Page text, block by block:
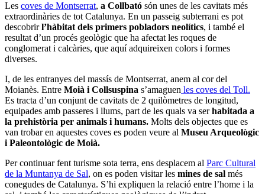
Les coves de Montserrat, a Collbató són unes de les cavitats més
extraordinàries de tot Catalunya. En un passeig subterrani es pot
descobrirl’hàbitat dels primers pobladors neolítics, i també el
resultat d’un procés geològic que ha afectat les roques de
conglomerat i calcàries, que aquí adquireixen colors i formes
diverses.
I, de les entranyes del massís de Montserrat, anem al cor del
Moianès. Entre Moià i Collsuspina s’amaguen les coves del Toll.
Es tracta d’un conjunt de cavitats de 2 quilòmetres de longitud,
equipades amb passeres i llums, part de les quals va serhabitada a
la prehistòria per animals i humans. Molts dels objectes que es
van trobar en aquestes coves es poden veure al Museu Arqueològic
i Paleontològic de Moià.
Per continuar fent turisme sota terra, ens desplacem al Parc Cultural
de la Muntanya de Sal, on es poden visitar les mines de sal més
conegudes de Catalunya. S’hi expliquen la relació entre l’home i la